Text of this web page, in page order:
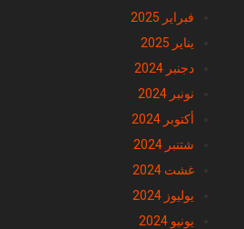
فبراير 2025
يناير 2025
دجنبر 2024
نونبر 2024
أكتوبر 2024
شتنبر 2024
غشت 2024
يوليوز 2024
يونيو 2024